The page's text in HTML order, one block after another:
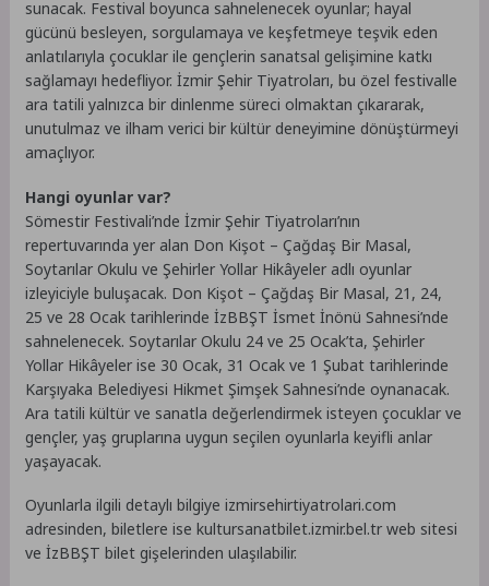
sunacak. Festival boyunca sahnelenecek oyunlar; hayal
gücünü besleyen, sorgulamaya ve keşfetmeye teşvik eden
anlatılarıyla çocuklar ile gençlerin sanatsal gelişimine katkı
sağlamayı hedefliyor. İzmir Şehir Tiyatroları, bu özel festivalle
ara tatili yalnızca bir dinlenme süreci olmaktan çıkararak,
unutulmaz ve ilham verici bir kültür deneyimine dönüştürmeyi
amaçlıyor.
Hangi oyunlar var?
Sömestir Festivali’nde İzmir Şehir Tiyatroları’nın
repertuvarında yer alan Don Kişot – Çağdaş Bir Masal,
Soytarılar Okulu ve Şehirler Yollar Hikâyeler adlı oyunlar
izleyiciyle buluşacak. Don Kişot – Çağdaş Bir Masal, 21, 24,
25 ve 28 Ocak tarihlerinde İzBBŞT İsmet İnönü Sahnesi’nde
sahnelenecek. Soytarılar Okulu 24 ve 25 Ocak’ta, Şehirler
Yollar Hikâyeler ise 30 Ocak, 31 Ocak ve 1 Şubat tarihlerinde
Karşıyaka Belediyesi Hikmet Şimşek Sahnesi’nde oynanacak.
Ara tatili kültür ve sanatla değerlendirmek isteyen çocuklar ve
gençler, yaş gruplarına uygun seçilen oyunlarla keyifli anlar
yaşayacak.
Oyunlarla ilgili detaylı bilgiye izmirsehirtiyatrolari.com
adresinden, biletlere ise kultursanatbilet.izmir.bel.tr web sitesi
ve İzBBŞT bilet gişelerinden ulaşılabilir.